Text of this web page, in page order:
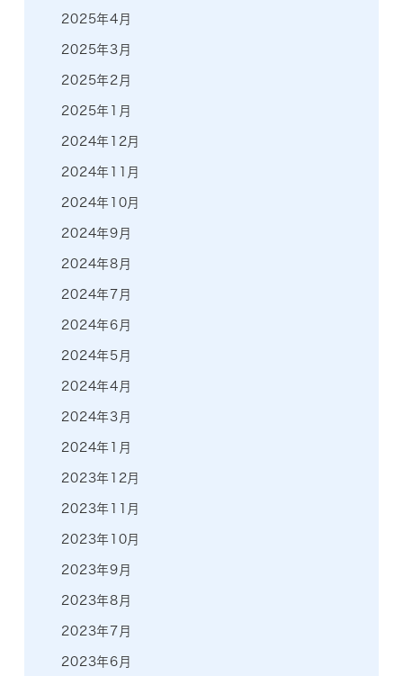
2025年4月
2025年3月
2025年2月
2025年1月
2024年12月
2024年11月
2024年10月
2024年9月
2024年8月
2024年7月
2024年6月
2024年5月
2024年4月
2024年3月
2024年1月
2023年12月
2023年11月
2023年10月
2023年9月
2023年8月
2023年7月
2023年6月